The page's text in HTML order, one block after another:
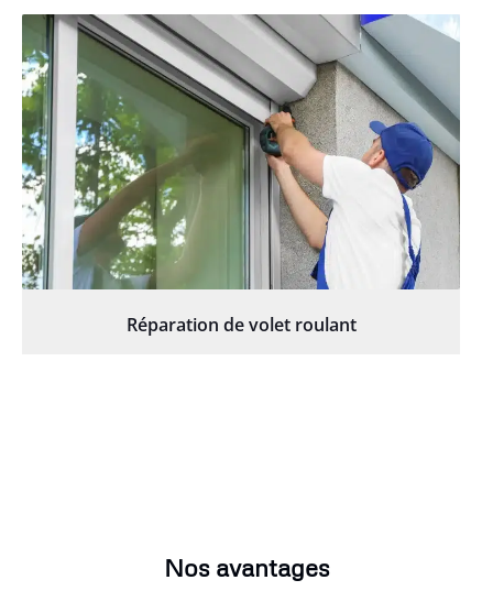
Réparation de volet roulant
Nos avantages